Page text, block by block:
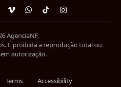
VimeoWhatsApp
TikTokInstagram
AgenciaNF.
É proibida a reprodução total ou
autorização.
Terms Accessibility